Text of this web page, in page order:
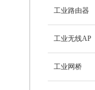
工业路由器
工业无线AP
工业网桥